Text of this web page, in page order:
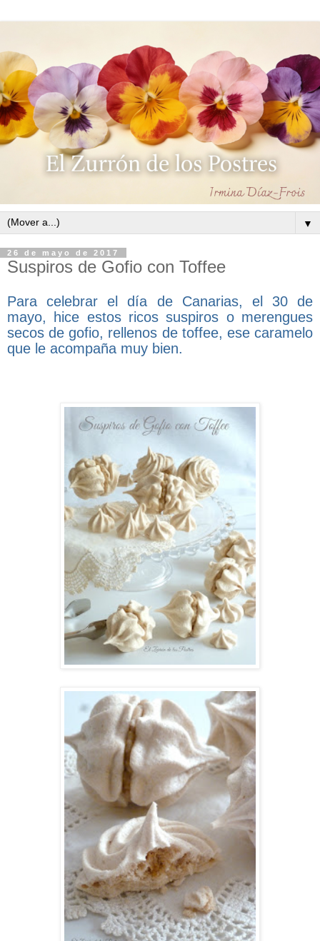
▼
26 de mayo de 2017
Suspiros de Gofio con Toffee
Para celebrar el día de Canarias, el 30 de
mayo, hice estos ricos suspiros o merengues
secos de gofio, rellenos de toffee, ese caramelo
que le acompaña muy bien.